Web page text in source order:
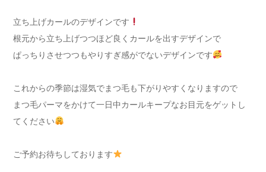
立ち上げカールのデザインです
根元から立ち上げつつほど良くカールを出すデザインで
ぱっちりさせつつもやりすぎ感がでないデザインです
これからの季節は湿気でまつ毛も下がりやすくなりますので
まつ毛パーマをかけて一日中カールキープなお目元をゲットし
てください
ご予約お待ちしております